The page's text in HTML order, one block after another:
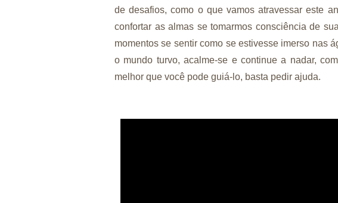
de desafios, como o que vamos atravessar este
confortar as almas se tomarmos consciência de
momentos se sentir como se estivesse imerso nas
o mundo turvo, acalme-se e continue a nadar,
melhor que você pode guiá-lo, basta pedir ajuda.